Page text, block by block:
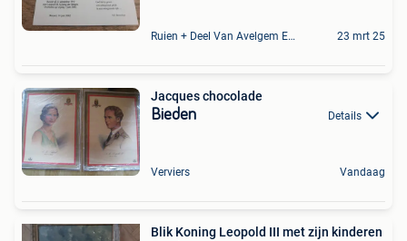
Ruien + Deel Van Avelgem En Waarmaarde 23 mrt 25
Jacques chocolade
Bieden Details
Verviers Vandaag
Blik Koning Leopold III met zijn kinderen